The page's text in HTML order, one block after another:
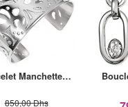
Manchette…
850,00 Dhs